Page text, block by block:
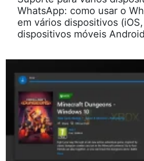
WhatsApp: como usar o
em vários dispositivos (iOS,
dispositivos móveis